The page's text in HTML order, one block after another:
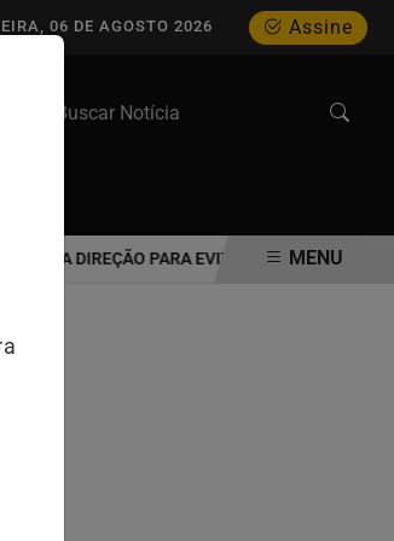
Assine
06 DE AGOSTO 2026
A DIREÇÃO PARA EVITAR ACIDENTES NO
MENU